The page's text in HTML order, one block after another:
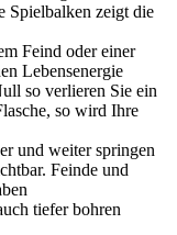
Spielbalken zeigt die
Feind oder einer
Lebensenergie
so verlieren Sie ein
so wird Ihre
und weiter springen
Feinde und
tiefer bohren